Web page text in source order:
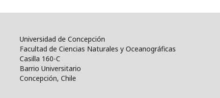
Universidad de Concepción
Facultad de Ciencias Naturales y Oceanográficas
Casilla 160-C
Barrio Universitario
Concepción, Chile